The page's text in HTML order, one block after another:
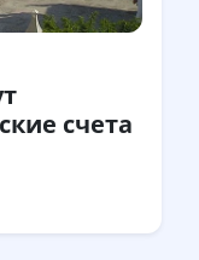
счета